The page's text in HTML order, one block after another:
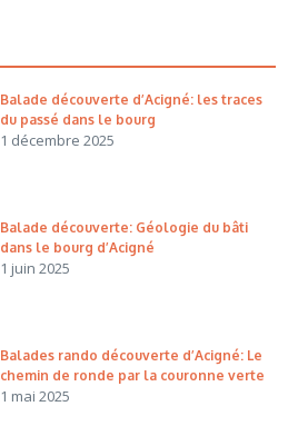
Balade découverte d’Acigné: les traces
du passé dans le bourg
1 décembre 2025
Balade découverte: Géologie du bâti
dans le bourg d’Acigné
1 juin 2025
Balades rando découverte d’Acigné: Le
chemin de ronde par la couronne verte
1 mai 2025